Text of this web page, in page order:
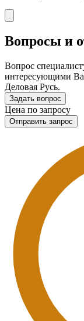
Вопросы и
Вопрос
интересующими
Деловая Русь.
Задать вопрос
Цена по запросу
Отправить запрос